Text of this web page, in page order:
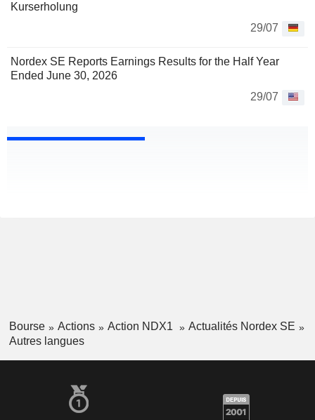
Kurserholung
29/07
Nordex SE Reports Earnings Results for the Half Year
Ended June 30, 2026
29/07
Bourse Actions Action NDX1
Actualités Nordex SE
Autres langues